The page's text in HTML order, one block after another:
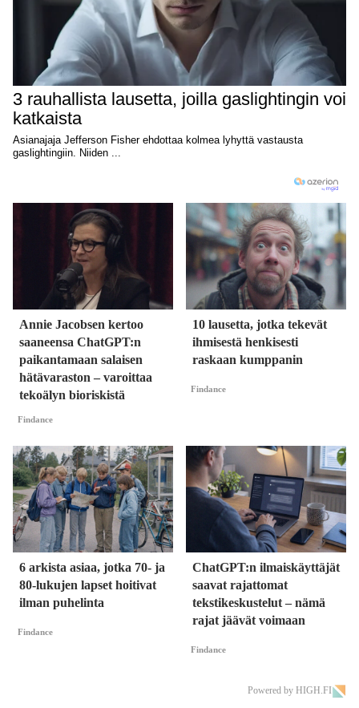
Annie Jacobsen kertoo
saaneensa ChatGPT:n
paikantamaan salaisen
hätävaraston – varoittaa
tekoälyn bioriskistä
Findance
10 lausetta, jotka tekevät
ihmisestä henkisesti
raskaan kumppanin
Findance
6 arkista asiaa, jotka 70- ja
80-lukujen lapset hoitivat
ilman puhelinta
Findance
ChatGPT:n ilmaiskäyttäjät
saavat rajattomat
tekstikeskustelut – nämä
rajat jäävät voimaan
Findance
Powered by HIGH.FI